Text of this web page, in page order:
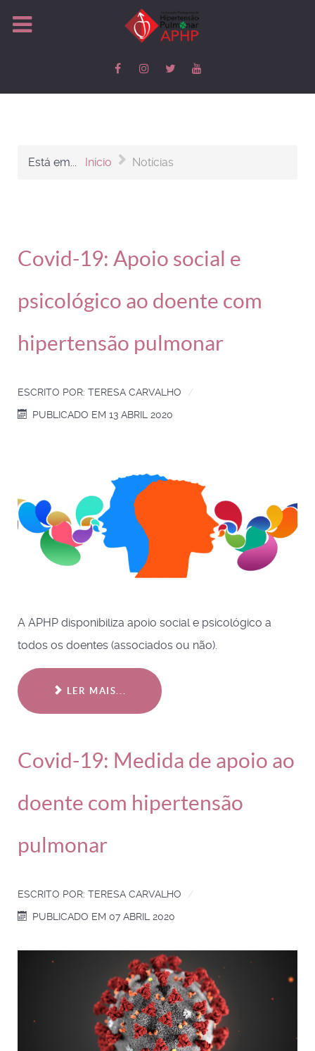
Está em... Início Notícias
Covid-19: Apoio social e
psicológico ao doente com
hipertensão pulmonar
ESCRITO POR: TERESA CARVALHO
PUBLICADO EM 13 ABRIL 2020
A APHP disponibiliza apoio social e psicológico a
todos os doentes (associados ou não).
LER MAIS...
Covid-19: Medida de apoio ao
doente com hipertensão
pulmonar
ESCRITO POR: TERESA CARVALHO
PUBLICADO EM 07 ABRIL 2020